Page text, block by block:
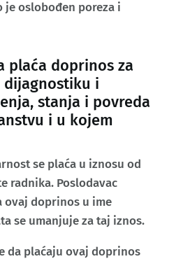
je oslobođen poreza i
plaća doprinos za
i
stanja i povreda
i u kojem
se plaća u iznosu od
radnika. Poslodavac
ovaj doprinos u ime
se umanjuje za taj iznos.
da plaćaju ovaj doprinos